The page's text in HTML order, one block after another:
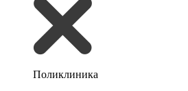
Поликлиника